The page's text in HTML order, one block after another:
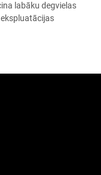
labāku degvielas